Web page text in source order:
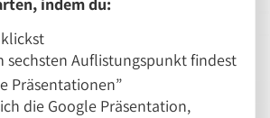
sechsten Auflistungspunkt findest
Präsentationen”
die Google Präsentation,